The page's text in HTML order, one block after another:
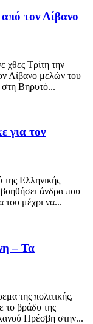
τον Λίβανο
χθες Τρίτη την
Λίβανο μελών του
στη Βηρυτό...
για τον
της Ελληνικής
άνδρα που
του μέχρι να...
– Τα
της πολιτικής,
το βράδυ της
Πρέσβη στην...